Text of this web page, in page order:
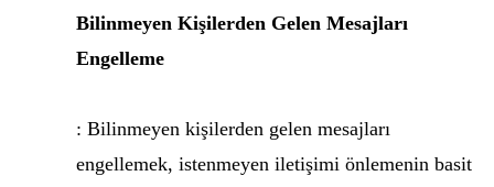
Bilinmeyen Kişilerden Gelen Mesajları
Engelleme
: Bilinmeyen kişilerden gelen mesajları
engellemek, istenmeyen iletişimi önlemenin basit